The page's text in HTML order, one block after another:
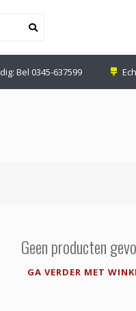
Bel 0345-637599
Geen producten
GA VERDER MET